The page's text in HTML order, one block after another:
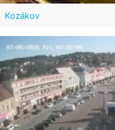
Kozákov